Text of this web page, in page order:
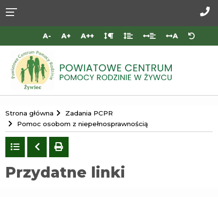
dostępności
głównej
treści
menu
stopki
nas
A- A+ A++ A
Portal
Powiatowego
Centrum
Pomocy
Rodzinie
w
Strona główna
Zadania PCPR
Pomoc osobom z niepełnosprawnością
Powrót
do
listy
Poprzedni
drukuj
Przydatne linki